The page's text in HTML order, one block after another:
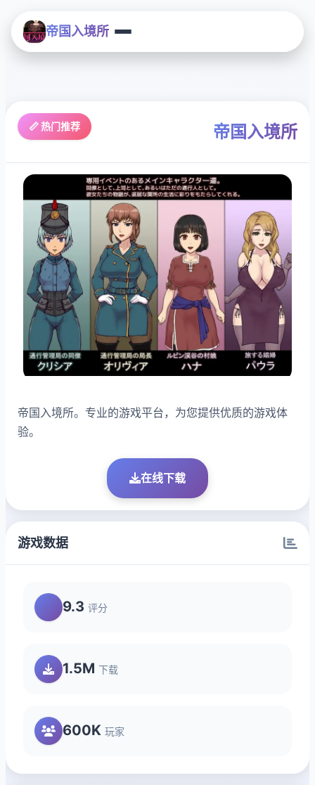
帝国入境所
📏 热门推荐 帝国入境所
帝国入境所。专业的游戏平台，为您提供优质的游戏体
验。
在线下载
游戏数据
9.3 评分
1.5M 下载
600K 玩家